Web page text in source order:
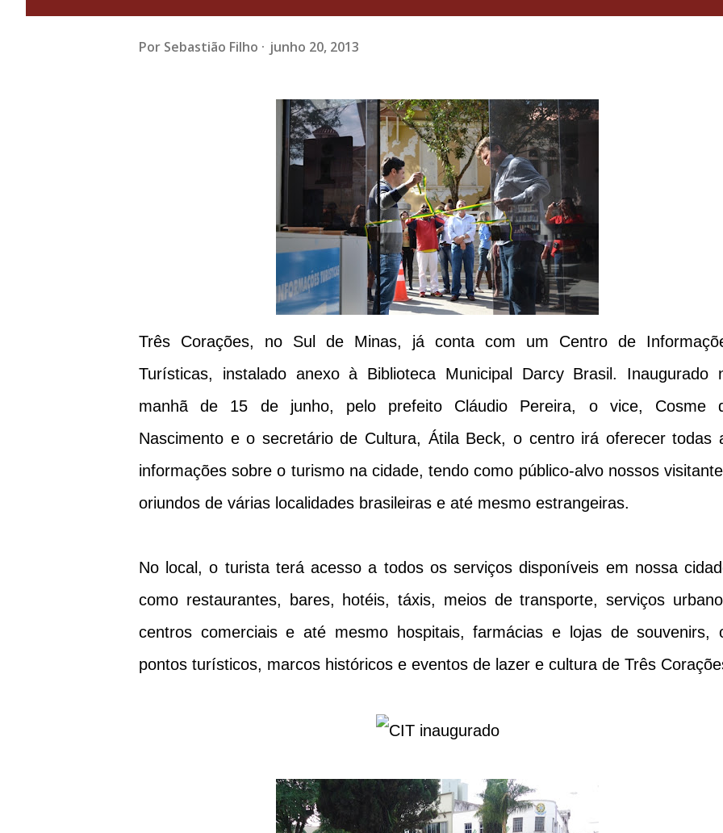
Por Sebastião Filho junho 20, 2013
Três Corações, no Sul de Minas, já conta com um Centro de
Turísticas, instalado anexo à Biblioteca Municipal Darcy Brasil. Inaugurado
manhã de 15 de junho, pelo prefeito Cláudio Pereira, o vice, Cosme
Nascimento e o secretário de Cultura, Átila Beck, o centro irá oferecer todas
informações sobre o turismo na cidade, tendo como público-alvo nossos
oriundos de várias localidades brasileiras e até mesmo estrangeiras.
No local, o turista terá acesso a todos os serviços disponíveis em nossa
como restaurantes, bares, hotéis, táxis, meios de transporte, serviços
centros comerciais e até mesmo hospitais, farmácias e lojas de souvenirs,
pontos turísticos, marcos históricos e eventos de lazer e cultura de Três